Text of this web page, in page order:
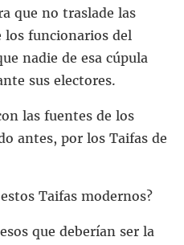
que no traslade las
los funcionarios del
nadie de esa cúpula
sus electores.
las fuentes de los
antes, por los Taifas de
Taifas modernos?
que deberían ser la